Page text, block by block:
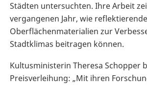
Städten untersuchten. Ihre Arbeit
vergangenen Jahr, wie reflektierende
Oberflächenmaterialien zur
Stadtklimas beitragen können.
Kultusministerin Theresa Schopper
Preisverleihung: „Mit ihren